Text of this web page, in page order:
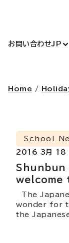
お問い合わせJP
Home /
Shunbun
welcome
School
2016 3月 18
The
wonder for